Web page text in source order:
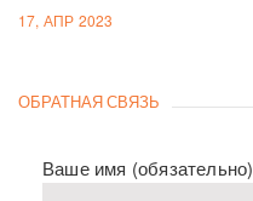
17, АПР 2023
ОБРАТНАЯ СВЯЗЬ
Ваше имя (обязательно)